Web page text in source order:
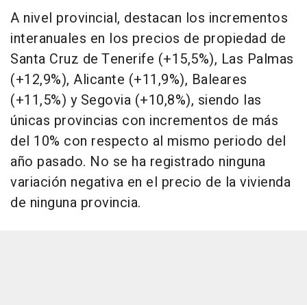
A nivel provincial, destacan los incrementos
interanuales en los precios de propiedad de
Santa Cruz de Tenerife (+15,5%), Las Palmas
(+12,9%), Alicante (+11,9%), Baleares
(+11,5%) y Segovia (+10,8%), siendo las
únicas provincias con incrementos de más
del 10% con respecto al mismo periodo del
año pasado. No se ha registrado ninguna
variación negativa en el precio de la vivienda
de ninguna provincia.